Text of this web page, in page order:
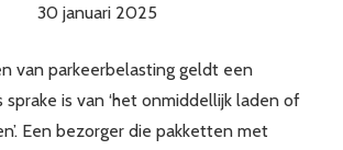
30 januari 2025
van parkeerbelasting geldt een
is van ‘het onmiddellijk laden of
Een bezorger die pakketten met